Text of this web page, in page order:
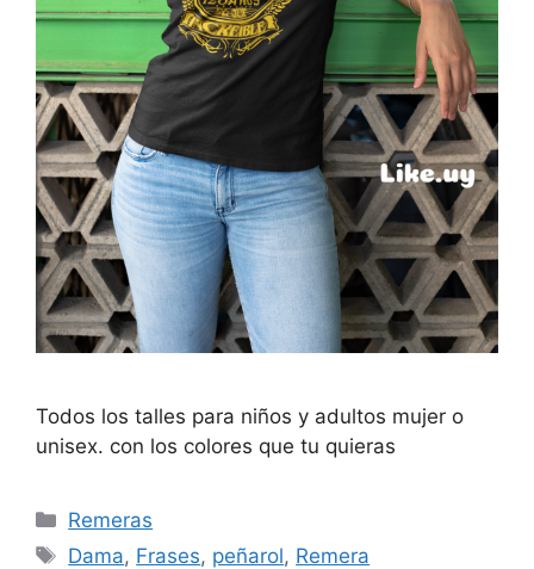
Todos los talles para niños y adultos mujer o
unisex. con los colores que tu quieras
Categorías
Remeras
Etiquetas
Dama, Frases, peñarol, Remera